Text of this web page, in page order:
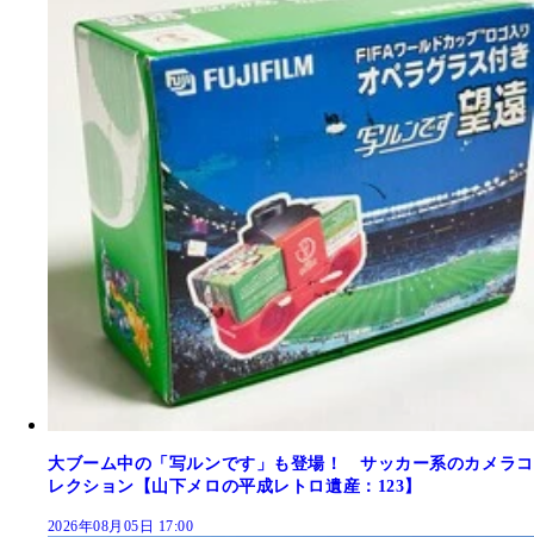
大ブーム中の「写ルンです」も登場！ サッカー系のカメラコ
レクション【山下メロの平成レトロ遺産：123】
2026年08月05日 17:00